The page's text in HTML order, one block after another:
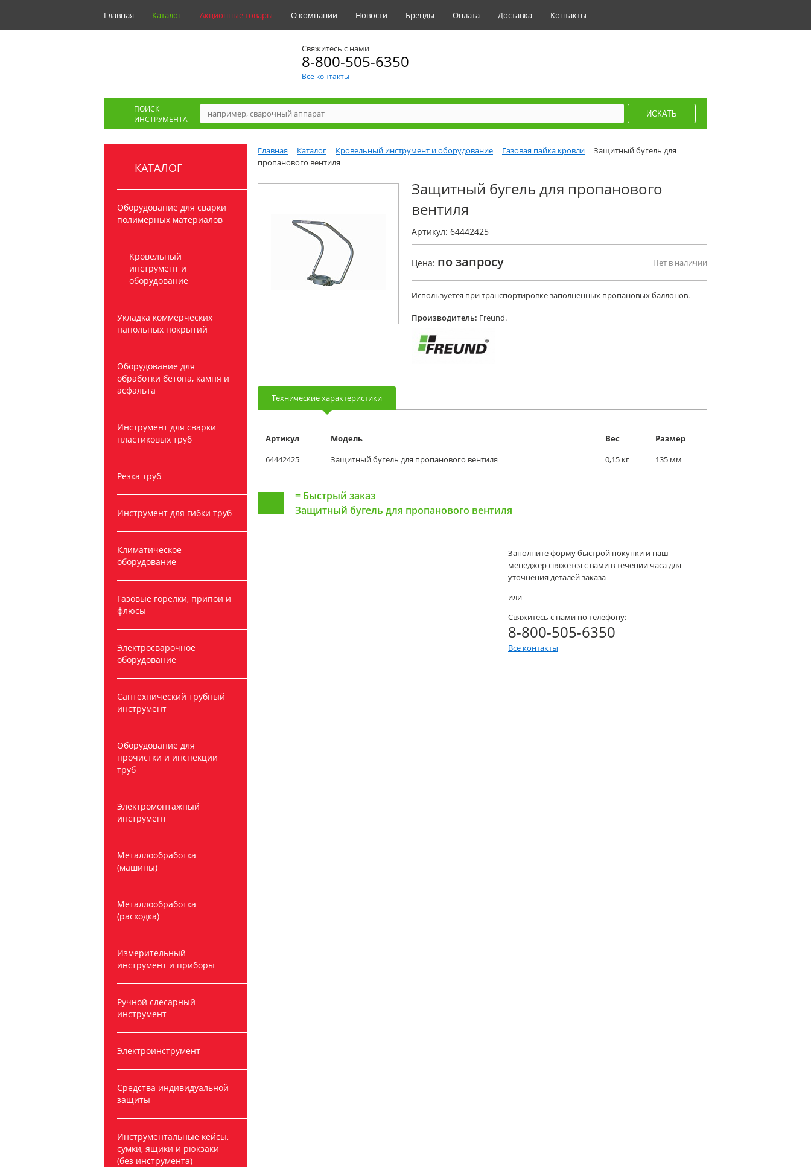
Главная Каталог Акционные товары О компании Новости Бренды Оплата Доставка Контакты
Свяжитесь с нами
8-800-505-6350
Все контакты
ПОИСК
ИНСТРУМЕНТА
КАТАЛОГ
Оборудование для сварки
полимерных материалов
Кровельный
инструмент и
оборудование
Укладка коммерческих
напольных покрытий
Оборудование для
обработки бетона, камня и
асфальта
Инструмент для сварки
пластиковых труб
Резка труб
Инструмент для гибки труб
Климатическое
оборудование
Газовые горелки, припои и
флюсы
Электросварочное
оборудование
Сантехнический трубный
инструмент
Оборудование для
прочистки и инспекции
труб
Электромонтажный
инструмент
Металлообработка
(машины)
Металлообработка
(расходка)
Измерительный
инструмент и приборы
Ручной слесарный
инструмент
Электроинструмент
Средства индивидуальной
защиты
Инструментальные кейсы,
сумки, ящики и рюкзаки
(без инструмента)
Главная Каталог Кровельный инструмент и оборудование Газовая пайка кровли
Защитный бугель для
пропанового вентиля
Защитный бугель для пропанового
вентиля
Артикул: 64442425
Цена: по запросу Нет в наличии
Используется при транспортировке заполненных пропановых баллонов.
Производитель: Freund.
Технические характеристики
Артикул Модель Вес
Размер
64442425
Защитный бугель для пропанового вентиля 0,15 кг 135 мм
= Быстрый заказ
Защитный бугель для пропанового вентиля
Заполните форму быстрой покупки и наш
менеджер свяжется с вами в течении часа для
уточнения деталей заказа
или
Свяжитесь с нами по телефону:
8-800-505-6350
Все контакты